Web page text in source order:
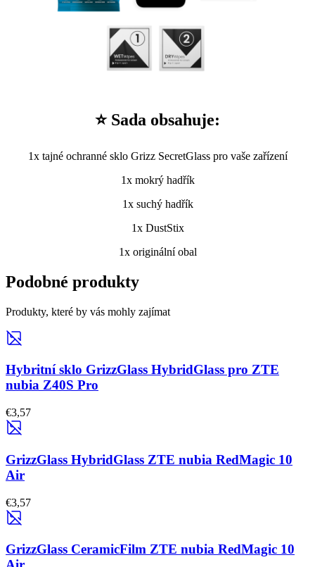
⭐ Sada obsahuje:
1x tajné ochranné sklo Grizz SecretGlass pro vaše zařízení
1x mokrý hadřík
1x suchý hadřík
1x DustStix
1x originální obal
Podobné produkty
Produkty, které by vás mohly zajímat
Hybritní sklo GrizzGlass HybridGlass pro ZTE
nubia Z40S Pro
€3,57
GrizzGlass HybridGlass ZTE nubia RedMagic 10
Air
€3,57
GrizzGlass CeramicFilm ZTE nubia RedMagic 10